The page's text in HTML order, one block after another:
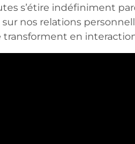
s’étire indéfiniment
nos relations
transforment en